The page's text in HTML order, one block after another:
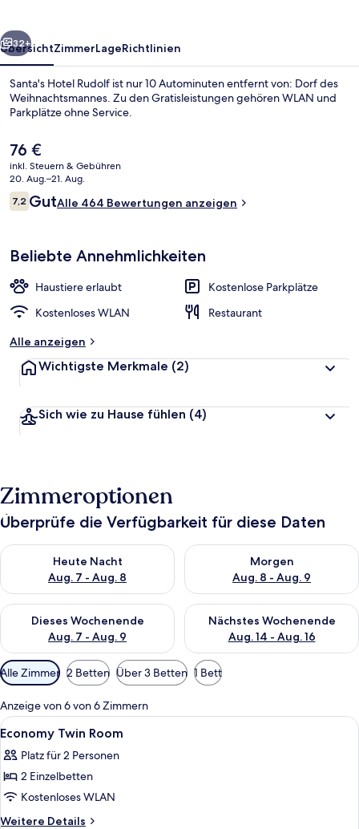
Weiter
32+
ÜbersichtZimmerLageRichtlinien
Santa's Hotel Rudolf ist nur 10 Autominuten entfernt von: Dorf des
Weihnachtsmannes. Zu den Gratisleistungen gehören WLAN und
Parkplätze ohne Service.
Der
aktuelle
Preis
beträgt
76 €.
76 €
inkl. Steuern & Gebühren
20. Aug.–21. Aug.
Bewertungen
7,27,2 von 10.
GutAlle 464 Bewertungen anzeigen
Beliebte Annehmlichkeiten
Haustiere erlaubt
Kostenlose Parkplätze
Kostenloses WLAN
Restaurant
Alle anzeigen
Wichtigste Merkmale (2)
Sich wie zu Hause fühlen (4)
Zimmeroptionen
Überprüfe die Verfügbarkeit für diese Daten
Heute Nacht
Aug. 7 - Aug. 8
Überprüfe die Verfügbarkeit für heute Nacht, Aug. 7 - Aug. 8.
Morgen
Aug. 8 - Aug. 9
Überprüfe die Verfügbarkeit
Dieses Wochenende
Aug. 7 - Aug. 9
Überprüfe die Verfügbarkeit für dieses Wochenende, Aug. 7
Nächstes Wochenende
Aug. 14 - Aug. 16
Überprüfe die Verfügbarkeit
Verfügbare
Filter
für
Zimmer
Alle Zimmer 2 Betten Über 3 Betten 1 Bett
Anzeige von 6 von 6 Zimmern
Alle
Fotos
für
Economy
Twin
Room
Ein Zimmer mit zwei Betten, einem
6
Economy Twin Room
Platz für 2 Personen
2 Einzelbetten
Kostenloses WLAN
Weitere Details
Weitere